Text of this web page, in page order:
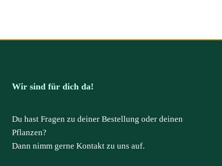
Wir sind für dich da!
Du hast Fragen zu deiner Bestellung oder deinen
Pflanzen?
Dann nimm gerne Kontakt zu uns auf.